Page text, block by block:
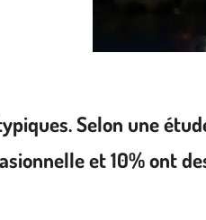
Selon une
et 10% ont